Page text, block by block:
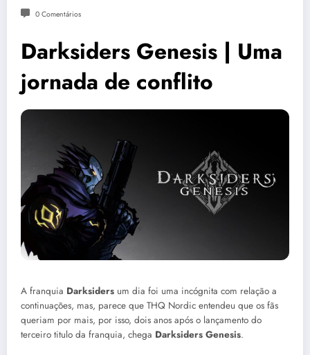
0 Comentários
Darksiders Genesis | Uma
jornada de conflito
A franquia Darksiders um dia foi uma incógnita com relação a
continuações, mas, parece que THQ Nordic entendeu que os fãs
queriam por mais, por isso, dois anos após o lançamento do
terceiro titulo da franquia, chega Darksiders Genesis.